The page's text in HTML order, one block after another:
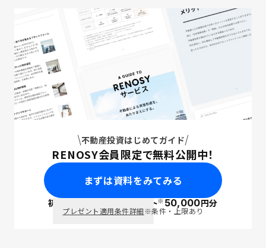
不動産投資はじめてガイド
RENOSY会員限定で無料公開中！
まずは資料をみてみる
初回面談で ポイント※50,000円分
プレゼント適用条件詳細※条件・上限あり